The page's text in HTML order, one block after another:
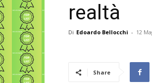
realtà
Di Edoardo Bellocchi - 12
Share